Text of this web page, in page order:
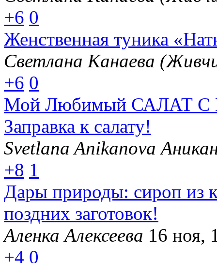
+6 0
Женственная туника
Светлана Канаева
+6 0
Мой Любимый САЛАТ С
Заправка к салату!
Svetlana Anikanova
+8 1
Дары природы: сироп из
поздних заготовок!
Аленка Алексеева 16 ноя,
+4 0